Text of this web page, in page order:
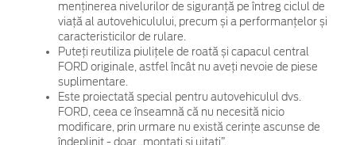
menținerea nivelurilor de siguranță pe întreg ciclul de
viață al autovehiculului, precum și a performanțelor și
caracteristicilor de rulare.
Puteți reutiliza piulițele de roată și capacul central
FORD originale, astfel încât nu aveți nevoie de piese
suplimentare.
Este proiectată special pentru autovehiculul dvs.
FORD, ceea ce înseamnă că nu necesită nicio
modificare, prin urmare nu există cerințe ascunse de
îndeplinit - doar „montați și uitați”.